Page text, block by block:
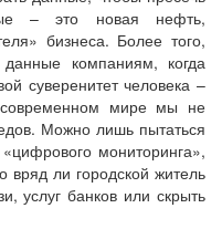
– это новая нефть,
бизнеса. Более того,
компаниям, когда
суверенитет человека –
мире мы не
Можно лишь пытаться
мониторинга»,
вряд ли городской житель
услуг банков или скрыть